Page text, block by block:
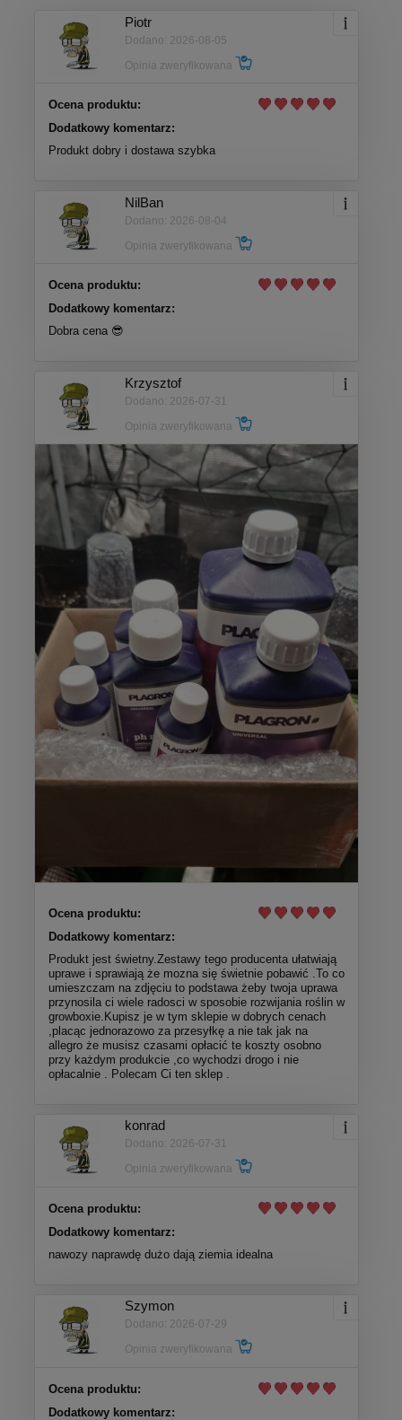
Piotr
Dodano: 2026-08-05
Opinia zweryfikowana
Ocena produktu:
Dodatkowy komentarz:
Produkt dobry i dostawa szybka
NilBan
Dodano: 2026-08-04
Opinia zweryfikowana
Ocena produktu:
Dodatkowy komentarz:
Dobra cena 😎
Krzysztof
Dodano: 2026-07-31
Opinia zweryfikowana
Ocena produktu:
Dodatkowy komentarz:
Produkt jest świetny.Zestawy tego producenta ułatwiają
uprawe i sprawiają że mozna się świetnie pobawić .To co
umieszczam na zdjęciu to podstawa żeby twoja uprawa
przynosila ci wiele radosci w sposobie rozwijania roślin w
growboxie.Kupisz je w tym sklepie w dobrych cenach
,placąc jednorazowo za przesyłkę a nie tak jak na
allegro że musisz czasami opłacić te koszty osobno
przy każdym produkcie ,co wychodzi drogo i nie
opłacalnie . Polecam Ci ten sklep .
konrad
Dodano: 2026-07-31
Opinia zweryfikowana
Ocena produktu:
Dodatkowy komentarz:
nawozy naprawdę dużo dają ziemia idealna
Szymon
Dodano: 2026-07-29
Opinia zweryfikowana
Ocena produktu:
Dodatkowy komentarz: